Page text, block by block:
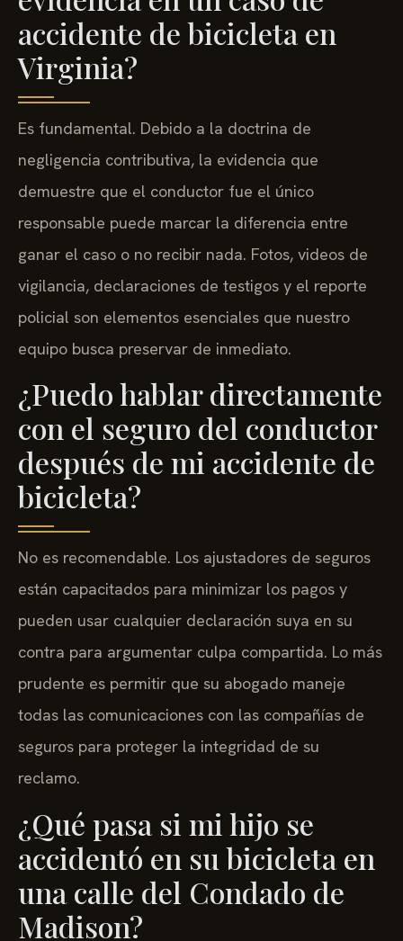
accidente de bicicleta en
Virginia?
Es fundamental. Debido a la doctrina de
negligencia contributiva, la evidencia que
demuestre que el conductor fue el único
responsable puede marcar la diferencia entre
ganar el caso o no recibir nada. Fotos, videos de
vigilancia, declaraciones de testigos y el reporte
policial son elementos esenciales que nuestro
equipo busca preservar de inmediato.
¿Puedo hablar directamente
con el seguro del conductor
después de mi accidente de
bicicleta?
No es recomendable. Los ajustadores de seguros
están capacitados para minimizar los pagos y
pueden usar cualquier declaración suya en su
contra para argumentar culpa compartida. Lo más
prudente es permitir que su abogado maneje
todas las comunicaciones con las compañías de
seguros para proteger la integridad de su
reclamo.
¿Qué pasa si mi hijo se
accidentó en su bicicleta en
una calle del Condado de
Madison?